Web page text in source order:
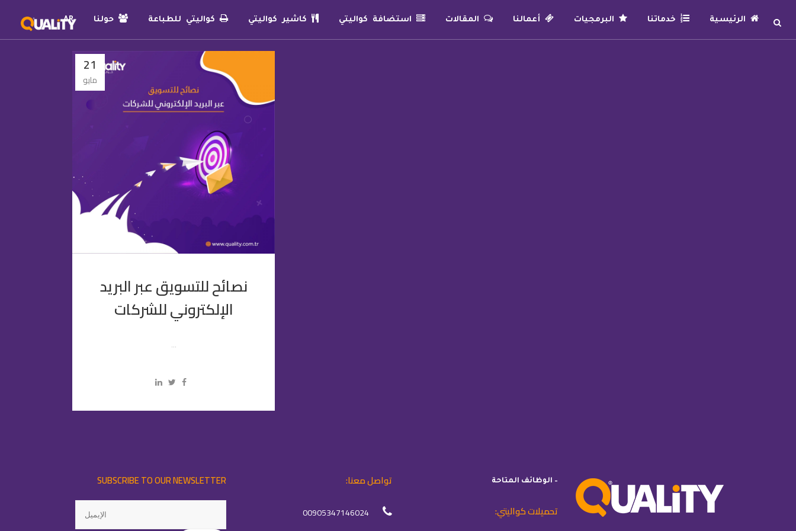
الرئيسية خدماتنا البرمجيات أعمالنا المقالات استضافة كواليتي كاشير كواليتي كواليتي للطباعة حولنا AR
21
مايو
نصائح للتسويق عبر البريد
الإلكتروني للشركات
...
– الوظائف المتاحة
تحميلات كواليتي:
تواصل معنا:
00905347146024
SUBSCRIBE TO OUR NEWSLETTER